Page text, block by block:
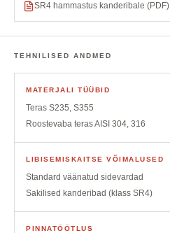
SR4 hammastus kanderibale (PDF)
TEHNILISED ANDMED
MATERJALI TÜÜBID
Teras S235, S355
Roostevaba teras AISI 304, 316
LIBISEMISKAITSE VÕIMALUSED
Standard väänatud sidevardad
Sakilised kanderibad (klass SR4)
PINNATÖÖTLUS